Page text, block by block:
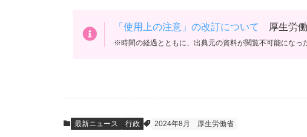
「使用上の注意」の改訂について 厚生労働
※時間の経過とともに、出典元の資料が閲覧不可能になっ
最新ニュース 行政 2024年8月 厚生労働省